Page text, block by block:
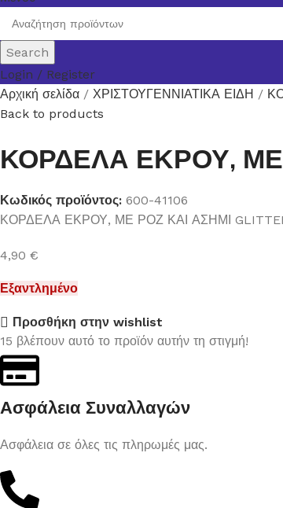
Search
Login / Register
Αρχική σελίδα
ΧΡΙΣΤΟΥΓΕΝΝΙΑΤΙΚΑ ΕΙΔΗ
Back to products
ΚΟΡΔΕΛΑ ΕΚΡΟΥ, ΜΕ
Κωδικός προϊόντος: 600-41106
ΚΟΡΔΕΛΑ ΕΚΡΟΥ, ΜΕ ΡΟΖ ΚΑΙ ΑΣΗΜΙ
4,90 €
Εξαντλημένο
Προσθήκη στην wishlist
15 βλέπουν αυτό το προϊόν αυτήν τη στιγμή!
Ασφάλεια Συναλλαγών
Ασφάλεια σε όλες τις πληρωμές μας.